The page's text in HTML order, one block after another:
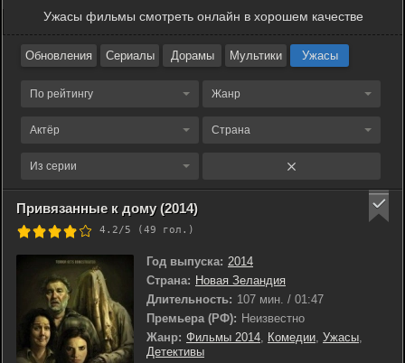
Ужасы фильмы смотреть онлайн в хорошем качестве
Обновления Сериалы Дорамы Мультики Ужасы
По рейтингу Жанр
Актёр Страна
Из серии
Привязанные к дому (2014)
4.2/5 (49 гол.)
Год выпуска: 2014
Страна: Новая Зеландия
Длительность: 107 мин. / 01:47
Премьера (РФ): Неизвестно
Жанр: Фильмы 2014, Комедии, Ужасы,
Детективы